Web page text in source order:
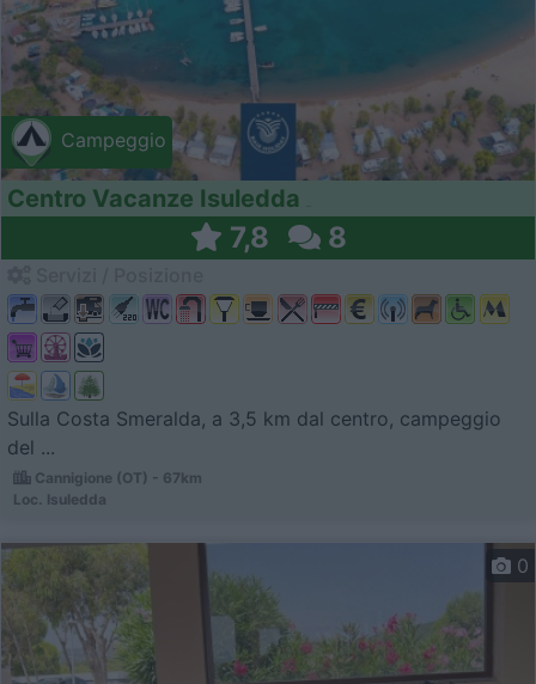
Campeggio
Centro Vacanze Isuledda
7,8 8
Sulla Costa Smeralda, a 3,5 km dal centro, campeggio
del ...
Cannigione (OT) - 67km
Loc. Isuledda
0